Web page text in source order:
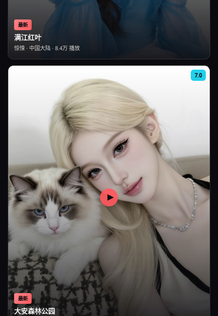
最新
满江红叶
惊悚 · 中国大陆 · 8.4万 播放
7.0
最新
大安森林公园